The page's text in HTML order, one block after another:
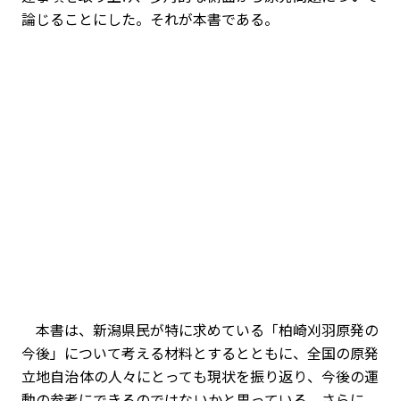
論じることにした。それが本書である。
本書は、新潟県民が特に求めている「柏崎刈羽原発の
今後」について考える材料とするとともに、全国の原発
立地自治体の人々にとっても現状を振り返り、今後の運